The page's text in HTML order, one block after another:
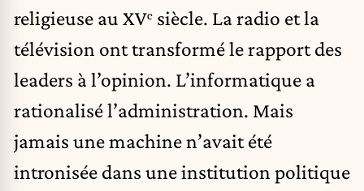
religieuse au XVᵉ siècle. La radio et la
télévision ont transformé le rapport des
leaders à l’opinion. L’informatique a
rationalisé l’administration. Mais
jamais une machine n’avait été
intronisée dans une institution politique